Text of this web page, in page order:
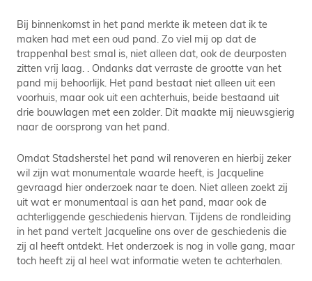
Bij binnenkomst in het pand merkte ik meteen dat ik te
maken had met een oud pand. Zo viel mij op dat de
trappenhal best smal is, niet alleen dat, ook de deurposten
zitten vrij laag. . Ondanks dat verraste de grootte van het
pand mij behoorlijk. Het pand bestaat niet alleen uit een
voorhuis, maar ook uit een achterhuis, beide bestaand uit
drie bouwlagen met een zolder. Dit maakte mij nieuwsgierig
naar de oorsprong van het pand.
Omdat Stadsherstel het pand wil renoveren en hierbij zeker
wil zijn wat monumentale waarde heeft, is Jacqueline
gevraagd hier onderzoek naar te doen. Niet alleen zoekt zij
uit wat er monumentaal is aan het pand, maar ook de
achterliggende geschiedenis hiervan. Tijdens de rondleiding
in het pand vertelt Jacqueline ons over de geschiedenis die
zij al heeft ontdekt. Het onderzoek is nog in volle gang, maar
toch heeft zij al heel wat informatie weten te achterhalen.